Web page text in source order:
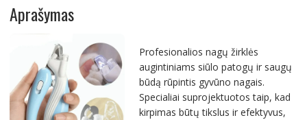
Aprašymas
Profesionalios nagų žirklės
augintiniams siūlo patogų ir saugų
būdą rūpintis gyvūno nagais.
Specialiai suprojektuotos taip, kad
kirpimas būtų tikslus ir efektyvus,